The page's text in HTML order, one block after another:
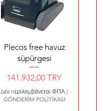
Γρήγορη προβολή
Plecos free havuz
süpürgesi
Τιμή
141.932,00 TRY
Δεν περιλαμβάνεται ΦΠΑ |
GÖNDERİM POLİTİKASI